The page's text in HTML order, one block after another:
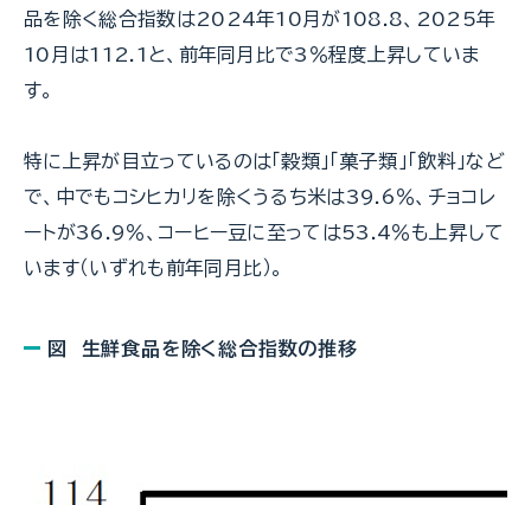
品を除く総合指数は2024年10月が108.8、2025年
10月は112.1と、前年同月比で3％程度上昇していま
す。
特に上昇が目立っているのは「穀類」「菓子類」「飲料」など
で、中でもコシヒカリを除くうるち米は39.6％、チョコレ
ートが36.9％、コーヒー豆に至っては53.4％も上昇して
います（いずれも前年同月比）。
図 生鮮食品を除く総合指数の推移